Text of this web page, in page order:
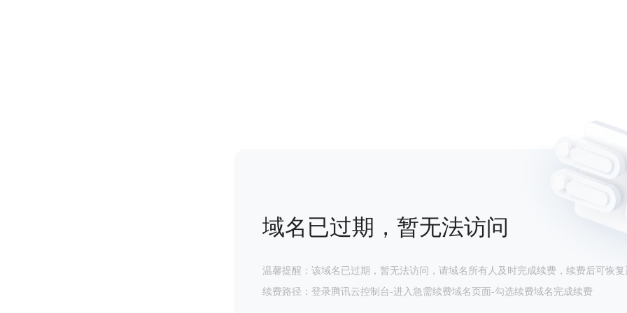
域名已过期，暂无法访问
温馨提醒：该域名已过期，暂无法访问，请域名所有人及时完成续费，续费后可恢复
续费路径：登录腾讯云控制台-进入急需续费域名页面-勾选续费域名完成续费